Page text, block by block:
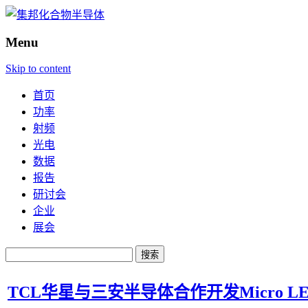
Menu
Skip to content
首页
功率
射频
光电
数据
报告
研讨会
企业
展会
TCL华星与三安半导体合作开发Micro